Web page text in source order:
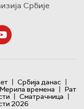
Србије
| Србија данас |
Мерила времена | Рат
| Сматрачница |
2026